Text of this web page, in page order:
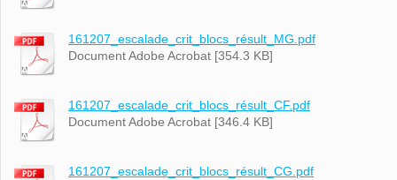
161207_escalade_crit_blocs_résult_MG.pdf
Document Adobe Acrobat [354.3 KB]
161207_escalade_crit_blocs_résult_CF.pdf
Document Adobe Acrobat [346.4 KB]
161207_escalade_crit_blocs_résult_CG.pdf